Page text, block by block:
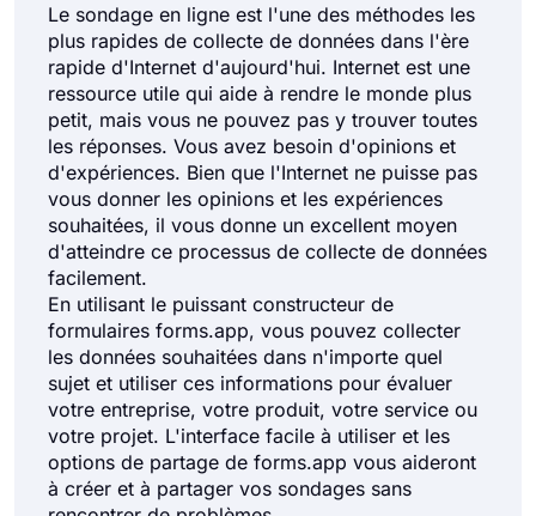
Le sondage en ligne est l'une des méthodes les
plus rapides de collecte de données dans l'ère
rapide d'Internet d'aujourd'hui. Internet est une
ressource utile qui aide à rendre le monde plus
petit, mais vous ne pouvez pas y trouver toutes
les réponses. Vous avez besoin d'opinions et
d'expériences. Bien que l'Internet ne puisse pas
vous donner les opinions et les expériences
souhaitées, il vous donne un excellent moyen
d'atteindre ce processus de collecte de données
facilement.
En utilisant le puissant constructeur de
formulaires forms.app, vous pouvez collecter
les données souhaitées dans n'importe quel
sujet et utiliser ces informations pour évaluer
votre entreprise, votre produit, votre service ou
votre projet. L'interface facile à utiliser et les
options de partage de forms.app vous aideront
à créer et à partager vos sondages sans